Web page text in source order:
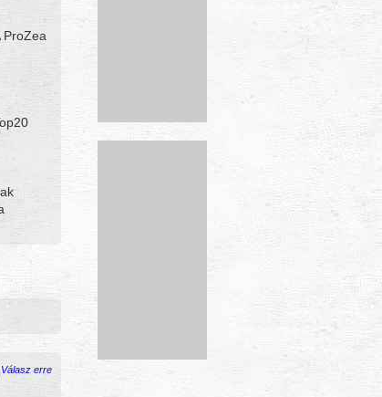
ProZea
Válasz erre